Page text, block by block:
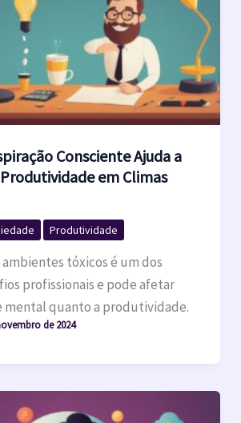
Consciente Ajuda a
em Climas
Produtividade
tóxicos é um dos
profissionais e pode afetar
mental quanto a produtividade.
de 2024